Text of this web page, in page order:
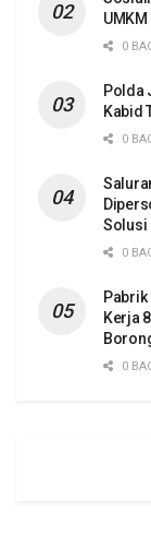
0
Polda
Kabid
0
Solusi
0
Pabrik
Kerja
0